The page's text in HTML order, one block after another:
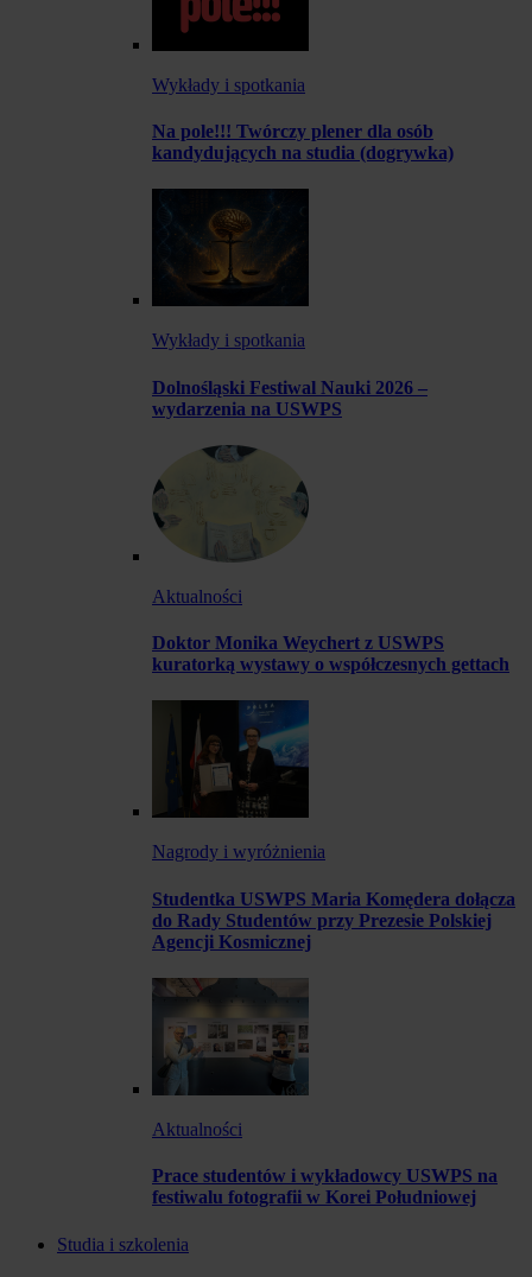
Wykłady i spotkania
Na pole!!! Twórczy plener dla osób
kandydujących na studia (dogrywka)
Wykłady i spotkania
Dolnośląski Festiwal Nauki 2026 –
wydarzenia na USWPS
Aktualności
Doktor Monika Weychert z USWPS
kuratorką wystawy o współczesnych gettach
Nagrody i wyróżnienia
Studentka USWPS Maria Komędera dołącza
do Rady Studentów przy Prezesie Polskiej
Agencji Kosmicznej
Aktualności
Prace studentów i wykładowcy USWPS na
festiwalu fotografii w Korei Południowej
Studia i szkolenia